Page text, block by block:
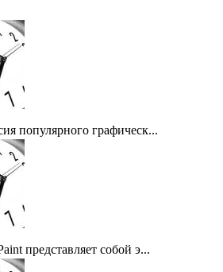
популярного графическ...
представляет собой э...